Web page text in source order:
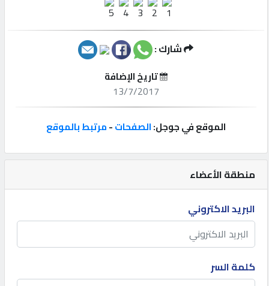
إعلانات
المنتدى
كيو
مزاد
كيو
نمبر
منطقة الأعضاء
البريد الاكتروني
كلمة السر
شارك :
تاريخ الإضافة
13/7/2017
الموقع في جوجل:الصفحات-مرتبط بالموقع